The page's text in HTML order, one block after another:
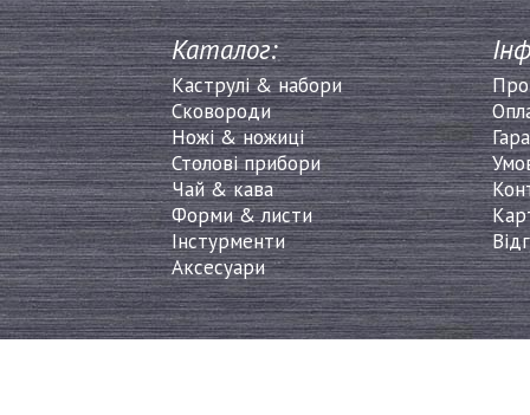
Каталог:
Каструлі & набори
Сковороди
Ножі & ножиці
Столові прибори
Чай & кава
Форми & листи
Інстурменти
Аксесуари